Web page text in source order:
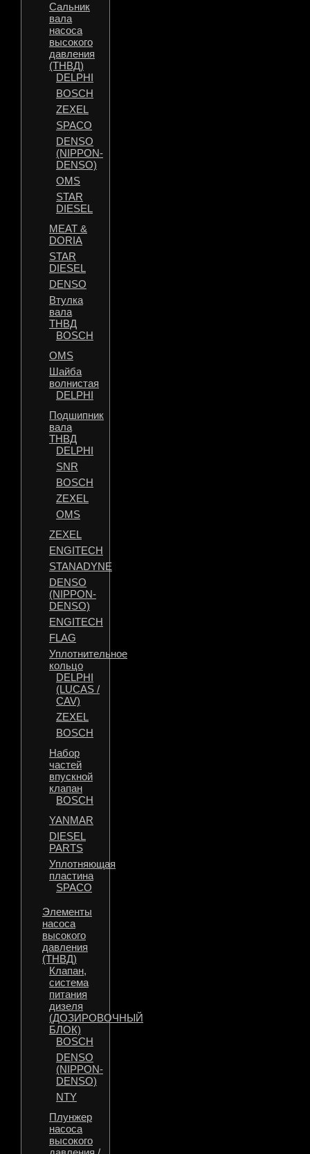
Сальник
вала
насоса
высокого
давления
(ТНВД)
DELPHI
BOSCH
ZEXEL
SPACO
DENSO
(NIPPON-
DENSO)
OMS
STAR
DIESEL
MEAT &
DORIA
STAR
DIESEL
DENSO
Втулка
вала
ТНВД
BOSCH
OMS
Шайба
волнистая
DELPHI
Подшипник
вала
ТНВД
DELPHI
SNR
BOSCH
ZEXEL
OMS
ZEXEL
ENGITECH
STANADYNE
DENSO
(NIPPON-
DENSO)
ENGITECH
FLAG
Уплотнительное
кольцо
DELPHI
(LUCAS /
CAV)
ZEXEL
BOSCH
Набор
частей
впускной
клапан
BOSCH
YANMAR
DIESEL
PARTS
Уплотняющая
пластина
SPACO
Элементы
насоса
высокого
давления
(ТНВД)
Клапан,
система
питания
дизеля
(ДОЗИРОВОЧНЫЙ
БЛОК)
BOSCH
DENSO
(NIPPON-
DENSO)
NTY
Плунжер
насоса
высокого